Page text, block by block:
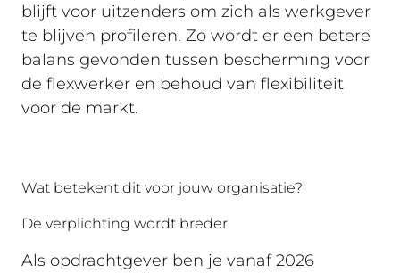
blijft voor uitzenders om zich als werkgever
te blijven profileren. Zo wordt er een betere
balans gevonden tussen bescherming voor
de flexwerker en behoud van flexibiliteit
voor de markt.
Wat betekent dit voor jouw organisatie?
De verplichting wordt breder
Als opdrachtgever ben je vanaf 2026